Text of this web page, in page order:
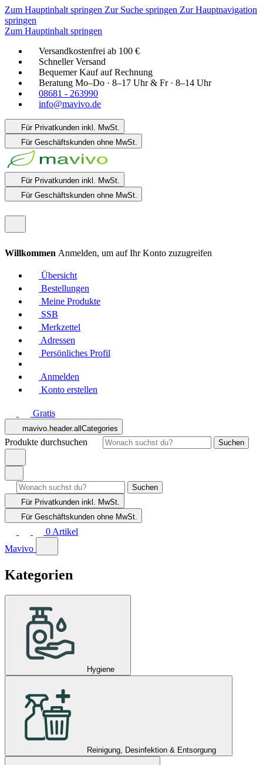
Zum Hauptinhalt springen Zur Suche springen Zur Hauptnavigation
springen
Zum Hauptinhalt springen
Versandkostenfrei ab 100 €
Schneller Versand
Bequemer Kauf auf Rechnung
Beratung Mo–Do · 8–17 Uhr & Fr · 8–14 Uhr
08681 - 263990
info@mavivo.de
Für Privatkunden inkl. MwSt.
Für Geschäftskunden ohne MwSt.
Für Privatkunden inkl. MwSt.
Für Geschäftskunden ohne MwSt.
Willkommen Anmelden, um auf Ihr Konto zuzugreifen
Übersicht
Bestellungen
Meine Produkte
SSB
Merkzettel
Adressen
Persönliches Profil
Anmelden
Konto erstellen
Gratis
mavivo.header.allCategories
Produkte durchsuchen Suchen
Suchen
Für Privatkunden inkl. MwSt.
Für Geschäftskunden ohne MwSt.
0 Artikel
Mavivo
Kategorien
Hygiene
Reinigung, Desinfektion & Entsorgung